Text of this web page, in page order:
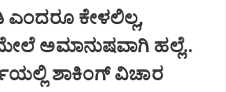
ಕೇಳಲಿಲ್ಲ,
ಅಮಾನುಷವಾಗಿ ಹಲ್ಲೆ..
ಶಾಕಿಂಗ್‌ ವಿಚಾರ